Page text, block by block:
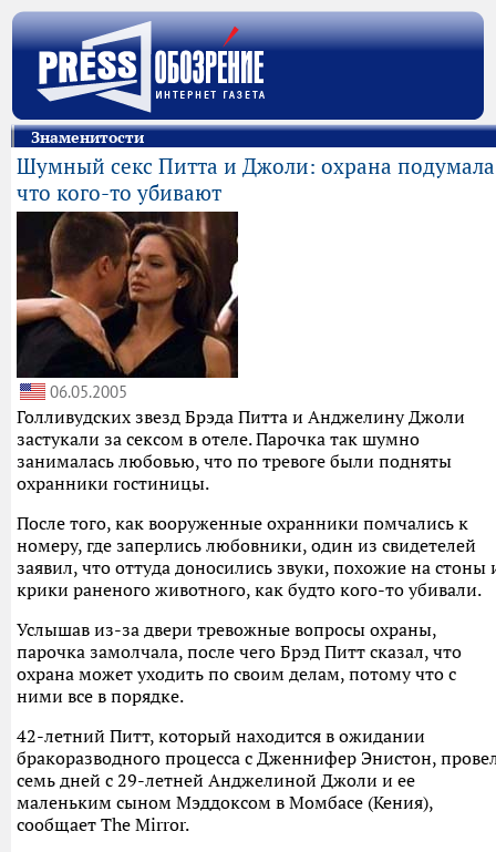
Знаменитости
Шумный секс Питта и Джоли: охрана
что кого-то убивают
06.05.2005
Голливудских звезд Брэда Питта и Анджелину Джоли
застукали за сексом в отеле. Парочка так шумно
занималась любовью, что по тревоге были подняты
охранники гостиницы.
После того, как вооруженные охранники помчались к
номеру, где заперлись любовники, один из свидетелей
заявил, что оттуда доносились звуки, похожие на стоны
крики раненого животного, как будто кого-то убивали.
Услышав из-за двери тревожные вопросы охраны,
парочка замолчала, после чего Брэд Питт сказал, что
охрана может уходить по своим делам, потому что с
ними все в порядке.
42-летний Питт, который находится в ожидании
бракоразводного процесса с Дженнифер Энистон,
семь дней с 29-летней Анджелиной Джоли и ее
маленьким сыном Мэддоксом в Момбасе (Кения),
сообщает The Mirror.